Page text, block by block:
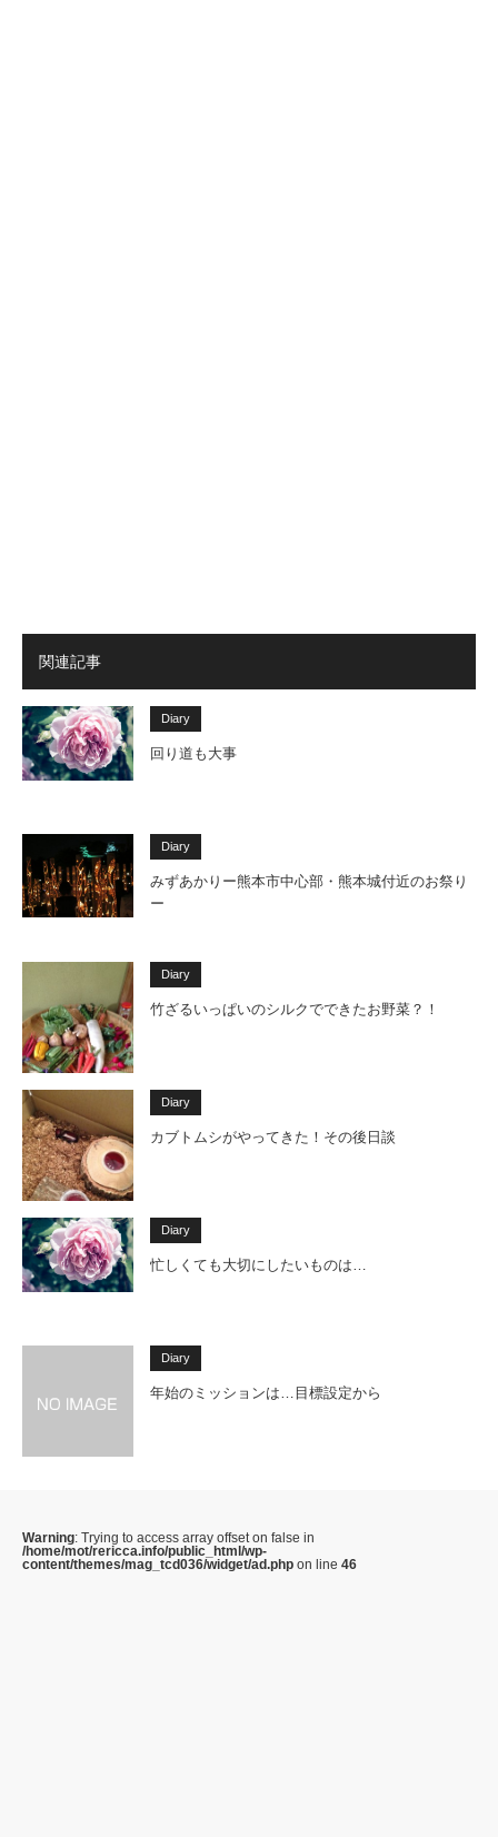
関連記事
Diary
回り道も大事
Diary
みずあかりー熊本市中心部・熊本城付近のお祭り
ー
Diary
竹ざるいっぱいのシルクでできたお野菜？！
Diary
カブトムシがやってきた！その後日談
Diary
忙しくても大切にしたいものは…
Diary
年始のミッションは…目標設定から
Warning: Trying to access array offset on false in
/home/mot/rericca.info/public_html/wp-
content/themes/mag_tcd036/widget/ad.php on line 46